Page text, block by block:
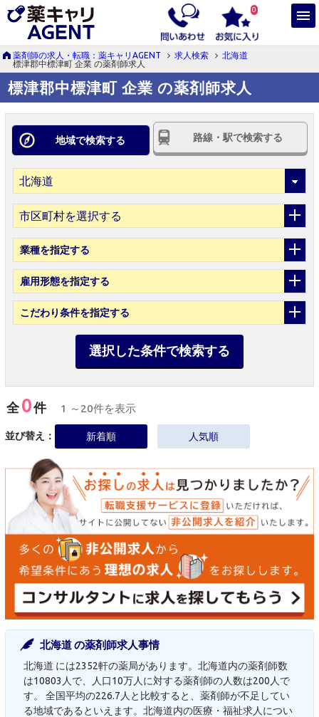
0
薬剤師の求人・転職：薬キャリAGENT 求人検索
北海道
標津郡中標津町 企業 の薬剤師求人
標津郡中標津町 企業 の薬剤師求人
地域で検索する 路線・駅で検索する
市区町村を選択する
業種を指定する
雇用形態を指定する
こだわり条件を指定する
選択した条件で検索する
全0件 1 ～20件を表示
並び替え： 新着順 人気順
北海道 の薬剤師求人事情
北海道 には2352軒の薬局があります。北海道内の薬剤師数
は10803人で、人口10万人に対する薬剤師の人数は200人で
す。 全国平均の226.7人と比較すると、薬剤師が不足してい
る地域であるといえます。北海道内の医療・福祉求人につい